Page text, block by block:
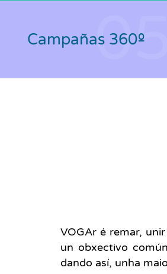
Campañas 360º
05
VOGAr é remar,
un obxectivo
dando así, unha